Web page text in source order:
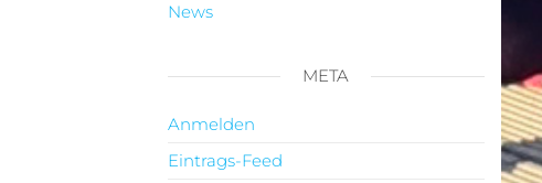
News
META
Anmelden
Eintrags-Feed